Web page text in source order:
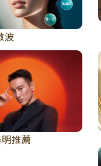
波
推薦